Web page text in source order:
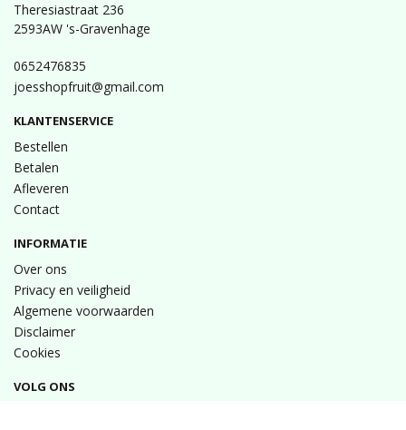
Theresiastraat 236
2593AW 's-Gravenhage
0652476835
joesshopfruit@gmail.com
KLANTENSERVICE
Bestellen
Betalen
Afleveren
Contact
INFORMATIE
Over ons
Privacy en veiligheid
Algemene voorwaarden
Disclaimer
Cookies
VOLG ONS